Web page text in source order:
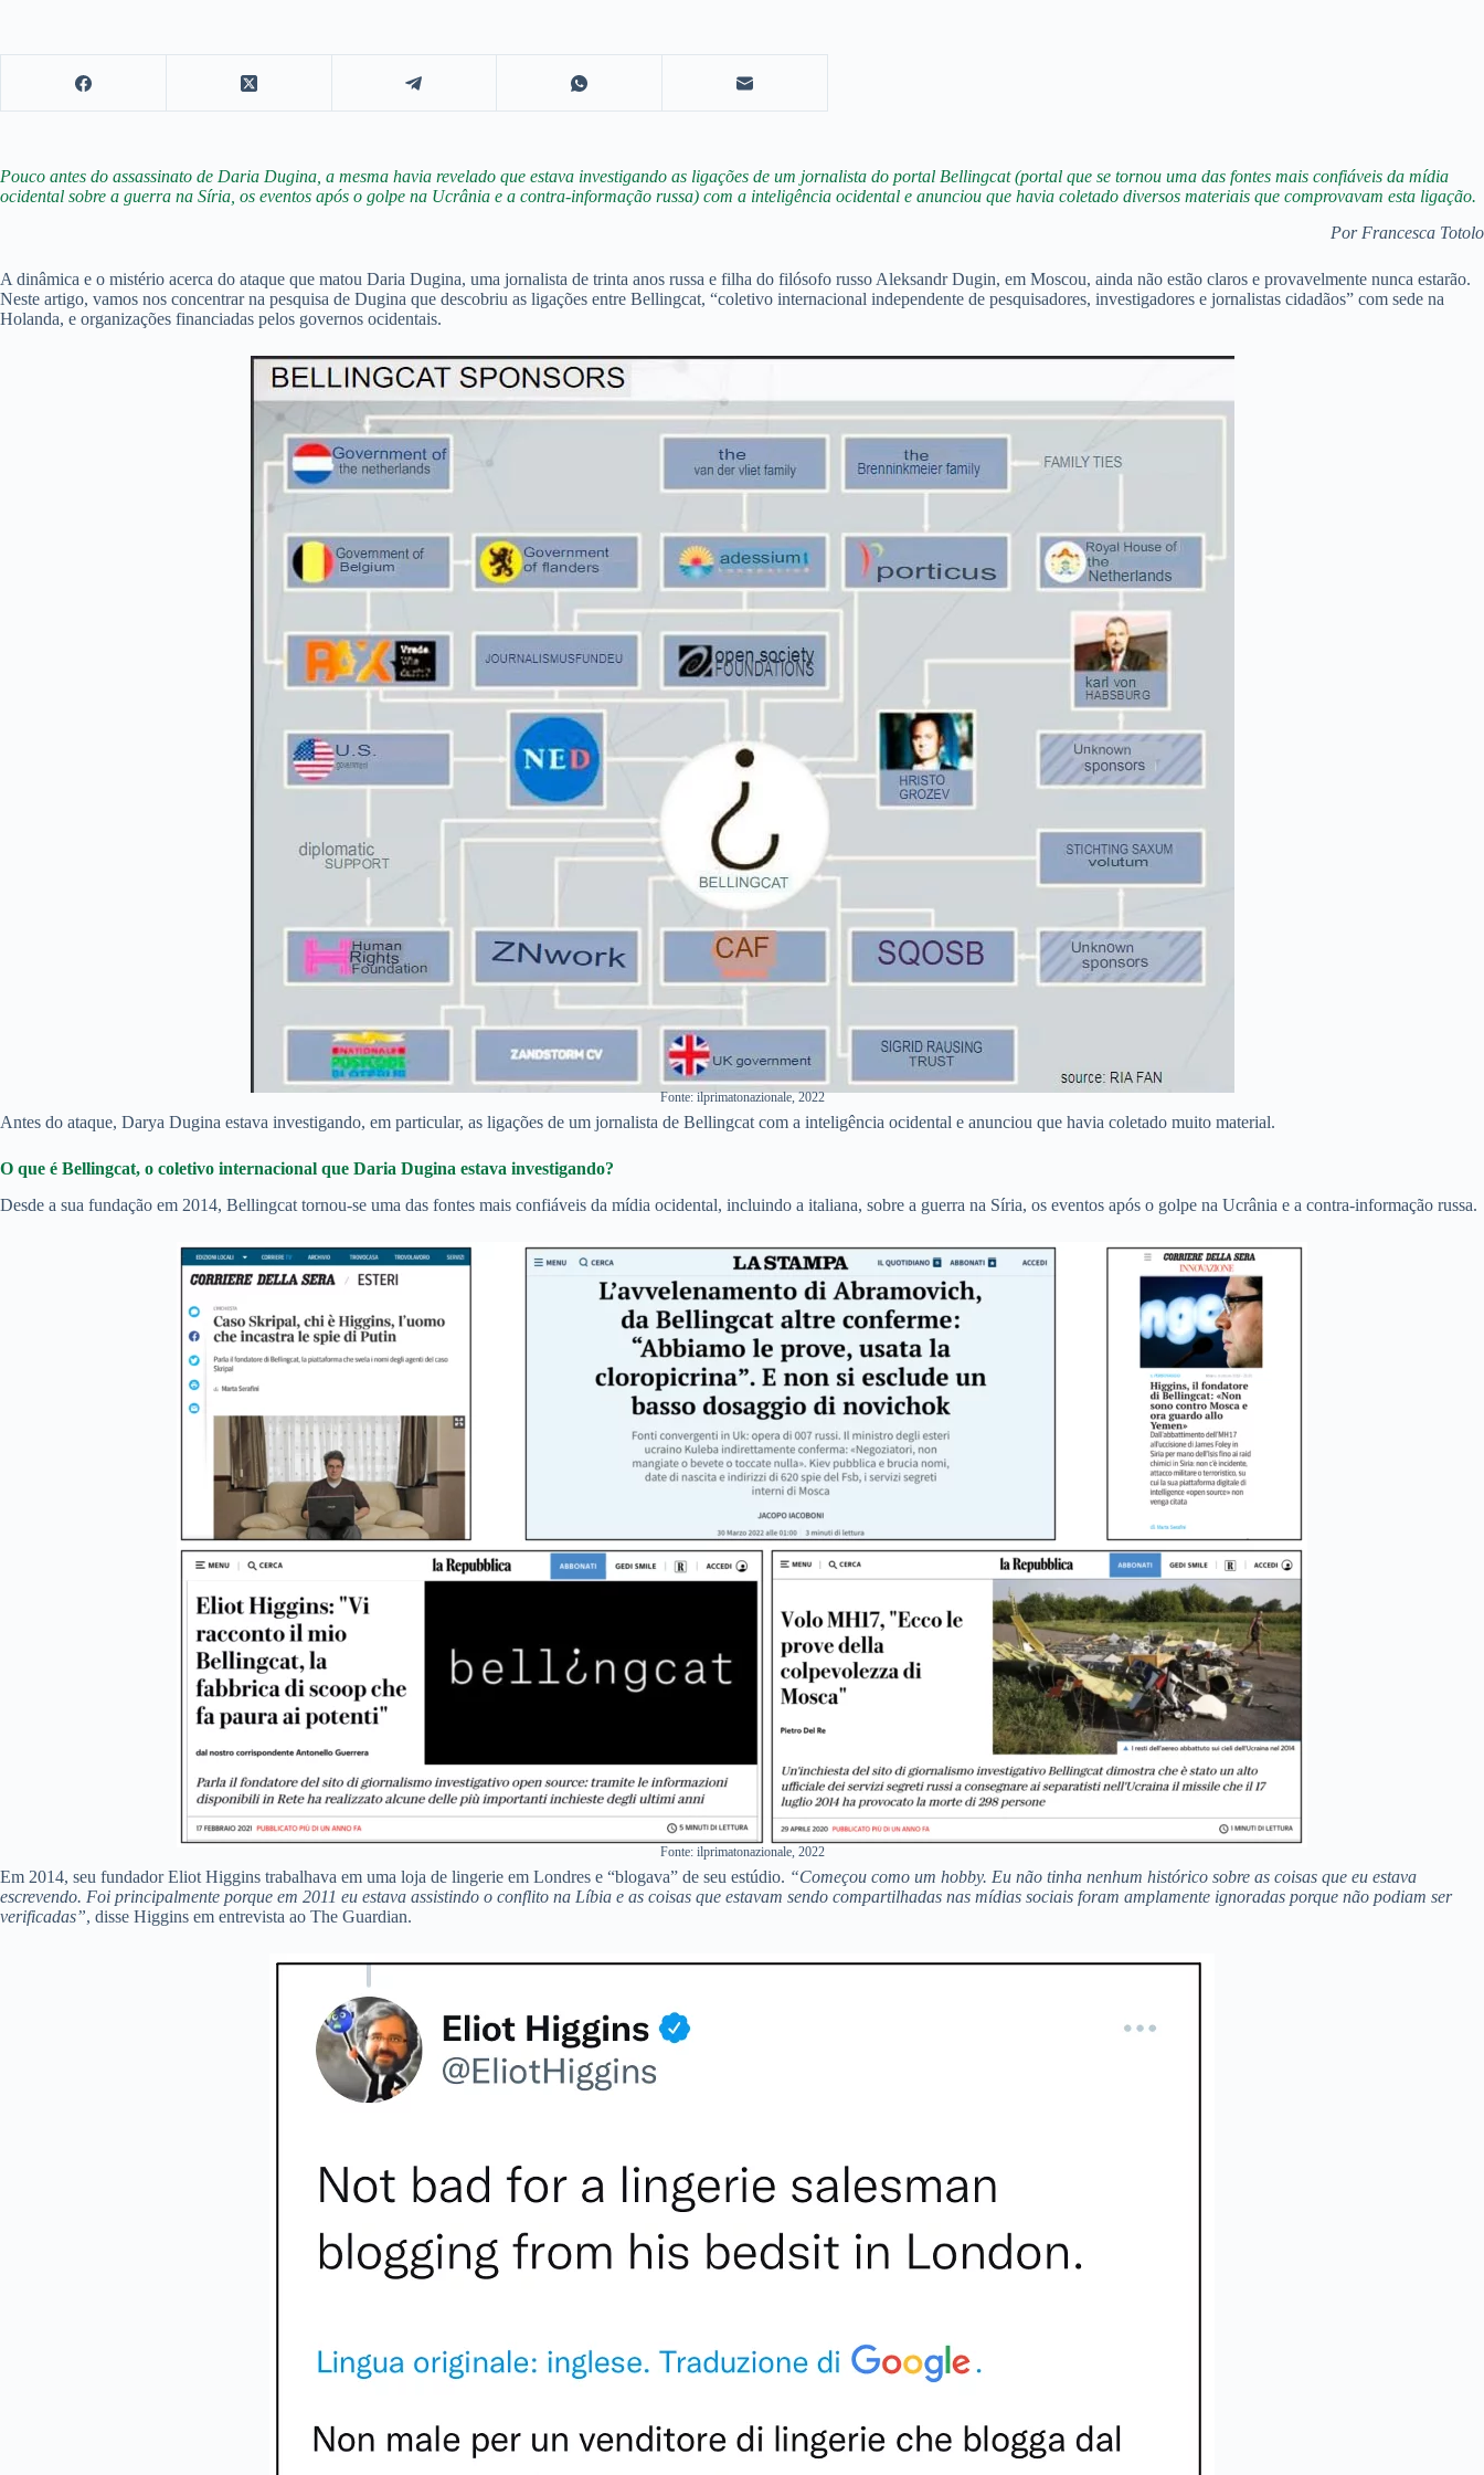
Pouco antes do assassinato de Daria Dugina, a mesma havia revelado que estava investigando as ligações de um jornalista do portal Bellingcat (portal que se tornou uma das fontes mais confiáveis da mídia
ocidental sobre a guerra na Síria, os eventos após o golpe na Ucrânia e a contra-informação russa) com a inteligência ocidental e anunciou que havia coletado diversos materiais que comprovavam esta ligação.
Por Francesca Totolo
A dinâmica e o mistério acerca do ataque que matou Daria Dugina, uma jornalista de trinta anos russa e filha do filósofo russo Aleksandr Dugin, em Moscou, ainda não estão claros e provavelmente nunca estarão.
Neste artigo, vamos nos concentrar na pesquisa de Dugina que descobriu as ligações entre Bellingcat, “coletivo internacional independente de pesquisadores, investigadores e jornalistas cidadãos” com sede na
Holanda, e organizações financiadas pelos governos ocidentais.
Fonte: ilprimatonazionale, 2022
Antes do ataque, Darya Dugina estava investigando, em particular, as ligações de um jornalista de Bellingcat com a inteligência ocidental e anunciou que havia coletado muito material.
O que é Bellingcat, o coletivo internacional que Daria Dugina estava investigando?
Desde a sua fundação em 2014, Bellingcat tornou-se uma das fontes mais confiáveis da mídia ocidental, incluindo a italiana, sobre a guerra na Síria, os eventos após o golpe na Ucrânia e a contra-informação russa.
Fonte: ilprimatonazionale, 2022
Em 2014, seu fundador Eliot Higgins trabalhava em uma loja de lingerie em Londres e “blogava” de seu estúdio. “Começou como um hobby. Eu não tinha nenhum histórico sobre as coisas que eu estava
escrevendo. Foi principalmente porque em 2011 eu estava assistindo o conflito na Líbia e as coisas que estavam sendo compartilhadas nas mídias sociais foram amplamente ignoradas porque não podiam ser
verificadas”, disse Higgins em entrevista ao The Guardian.